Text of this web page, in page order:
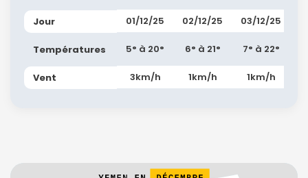
Jour
Températures
Vent
01/12/25
5° à 20°
3km/h
02/12/25
6° à 21°
1km/h
03/12/25
7° à 22°
1km/h